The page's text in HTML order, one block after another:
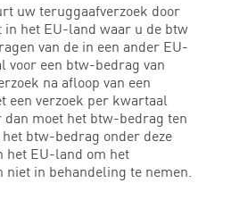
uw teruggaafverzoek door
het EU-land waar u de btw
van de in een ander EU-
voor een btw-bedrag van
na afloop van een
een verzoek per kwartaal
moet het btw-bedrag ten
btw-bedrag onder deze
het EU-land om het
in behandeling te nemen.